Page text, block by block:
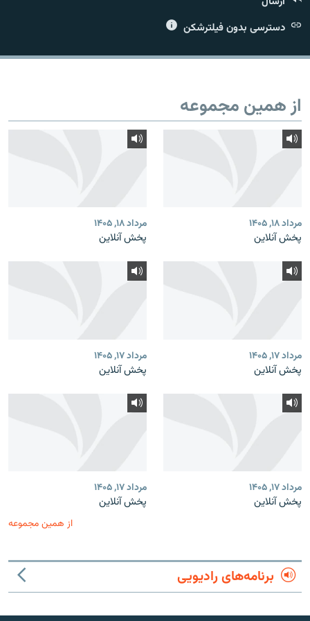
دسترسی بدون فیلترشکن
از همین مجموعه
مرداد ۱۸, ۱۴۰۵
پخش آنلاین
مرداد ۱۸, ۱۴۰۵
پخش آنلاین
مرداد ۱۷, ۱۴۰۵
پخش آنلاین
مرداد ۱۷, ۱۴۰۵
پخش آنلاین
مرداد ۱۷, ۱۴۰۵
پخش آنلاین
مرداد ۱۷, ۱۴۰۵
پخش آنلاین
از همین مجموعه
برنامه‌های رادیویی